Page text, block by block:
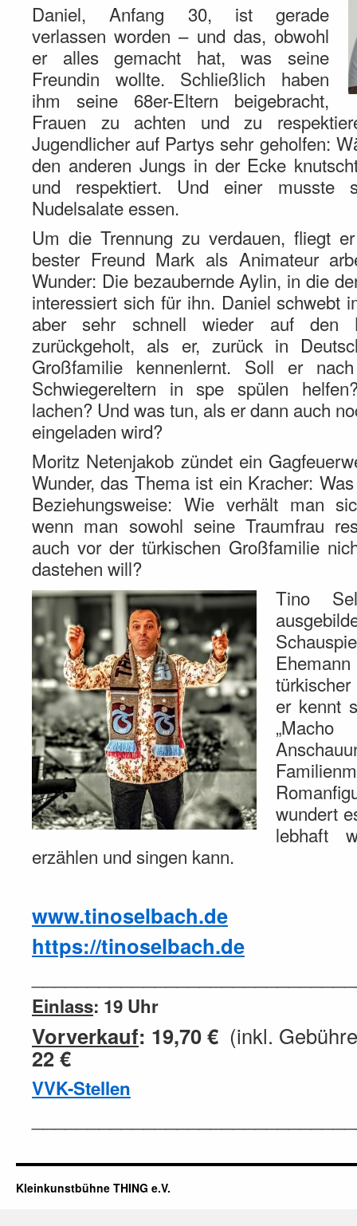
Daniel, Anfang 30, ist gerade
verlassen worden – und das, obwohl
er alles gemacht hat, was seine
Freundin wollte. Schließlich haben
ihm seine 68er-Eltern beigebracht,
Frauen zu achten und zu
Jugendlicher auf Partys sehr geholfen:
den anderen Jungs in der Ecke
und respektiert. Und einer musste
Nudelsalate essen.
Um die Trennung zu verdauen, fliegt
bester Freund Mark als Animateur
Wunder: Die bezaubernde Aylin, in die
interessiert sich für ihn. Daniel schwebt
aber sehr schnell wieder auf den
zurückgeholt, als er, zurück in
Großfamilie kennenlernt. Soll er
Schwiegereltern in spe spülen
lachen? Und was tun, als er dann auch
eingeladen wird?
Moritz Netenjakob zündet ein
Wunder, das Thema ist ein Kracher:
Beziehungsweise: Wie verhält man
wenn man sowohl seine Traumfrau
auch vor der türkischen Großfamilie
dastehen will?
Tino
er kennt
wundert
lebhaft
erzählen und singen kann.
www.tinoselbach.de
https://tinoselbach.de
Einlass: 19 Uhr
Vorverkauf: 19,70 € (inkl.
22 €
VVK-Stellen
Kleinkunstbühne THING e.V.